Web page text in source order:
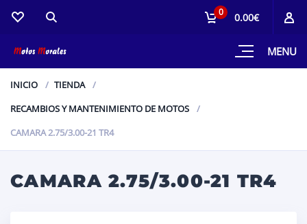
MENU
0 0.00€
INICIO
TIENDA
RECAMBIOS Y MANTENIMIENTO DE MOTOS
CAMARA 2.75/3.00-21 TR4
CAMARA 2.75/3.00-21 TR4